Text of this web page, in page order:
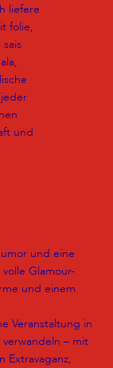
liefere
folie ,
und
und eine
Glamour-
und einem
Veranstaltung in
– mit
Extravaganz,